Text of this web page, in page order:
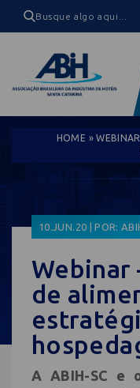
HOME »
10.JUN.20 | POR:
Webinar
de
A ABIH-SC e